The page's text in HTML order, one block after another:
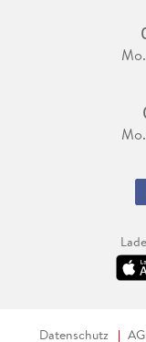
Datenschutz